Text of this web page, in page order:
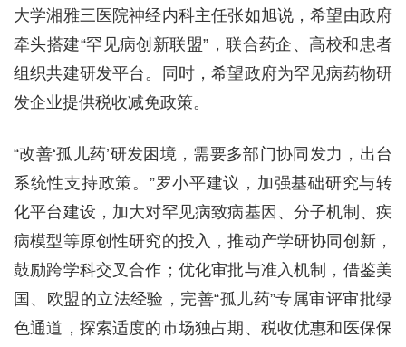
大学湘雅三医院神经内科主任张如旭说，希望由政府
牵头搭建“罕见病创新联盟”，联合药企、高校和患者
组织共建研发平台。同时，希望政府为罕见病药物研
发企业提供税收减免政策。
“改善‘孤儿药’研发困境，需要多部门协同发力，出台
系统性支持政策。”罗小平建议，加强基础研究与转
化平台建设，加大对罕见病致病基因、分子机制、疾
病模型等原创性研究的投入，推动产学研协同创新，
鼓励跨学科交叉合作；优化审批与准入机制，借鉴美
国、欧盟的立法经验，完善“孤儿药”专属审评审批绿
色通道，探索适度的市场独占期、税收优惠和医保保